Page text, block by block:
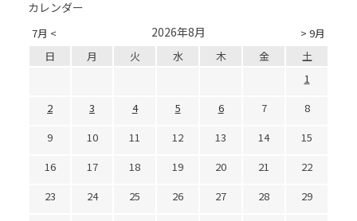
カレンダー
7月 < > 9月
2026年8月
日 月 火 水 木 金
土
1
2
3 4 5 6 7
8
9
10 11 12 13 14
15
16
17 18 19 20 21
22
23
24 25 26 27 28
29